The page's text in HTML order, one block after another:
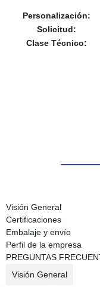
Personalización:
Solicitud:
Clase Técnico:
Visión General
Certificaciones
Embalaje y envío
Perfil de la empresa
PREGUNTAS
Visión General